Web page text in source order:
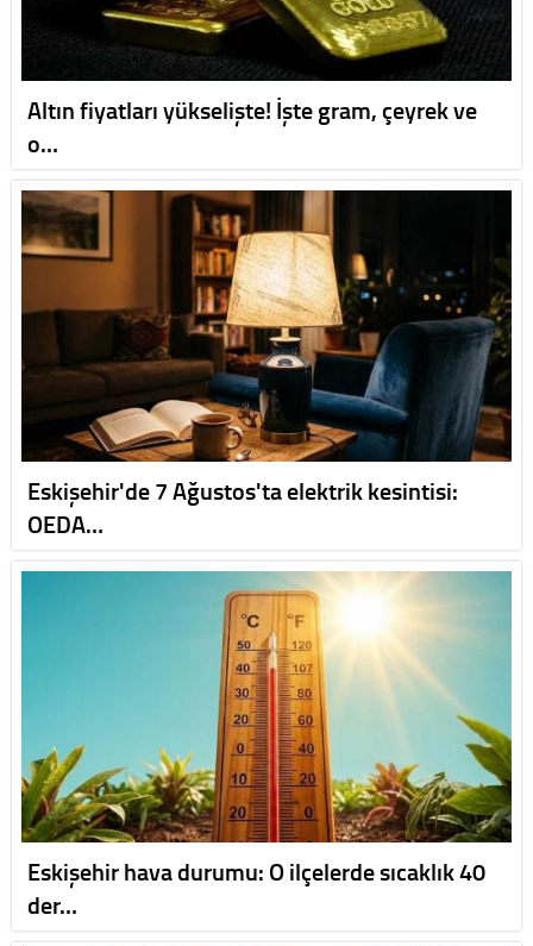
Altın fiyatları yükselişte! İşte gram, çeyrek ve
o…
Eskişehir'de 7 Ağustos'ta elektrik kesintisi:
OEDA…
Eskişehir hava durumu: O ilçelerde sıcaklık 40
der…